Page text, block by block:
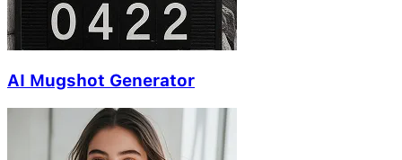
AI Mugshot Generator